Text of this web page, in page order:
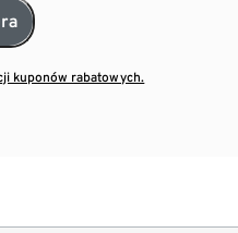
kuponów rabatowych.